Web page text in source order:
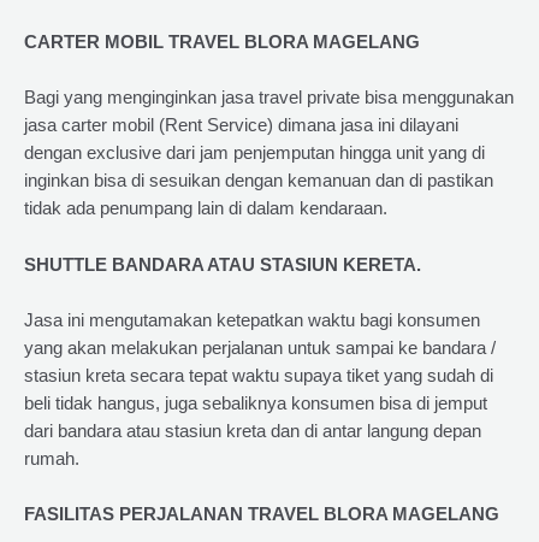
CARTER MOBIL TRAVEL BLORA MAGELANG
Bagi yang menginginkan jasa travel private bisa menggunakan
jasa carter mobil (Rent Service) dimana jasa ini dilayani
dengan exclusive dari jam penjemputan hingga unit yang di
inginkan bisa di sesuikan dengan kemanuan dan di pastikan
tidak ada penumpang lain di dalam kendaraan.
SHUTTLE BANDARA ATAU STASIUN KERETA.
Jasa ini mengutamakan ketepatkan waktu bagi konsumen
yang akan melakukan perjalanan untuk sampai ke bandara /
stasiun kreta secara tepat waktu supaya tiket yang sudah di
beli tidak hangus, juga sebaliknya konsumen bisa di jemput
dari bandara atau stasiun kreta dan di antar langung depan
rumah.
FASILITAS PERJALANAN TRAVEL BLORA MAGELANG